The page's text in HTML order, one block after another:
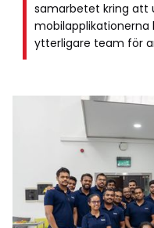
samarbetet kring att
mobilapplikationerna
ytterligare team för